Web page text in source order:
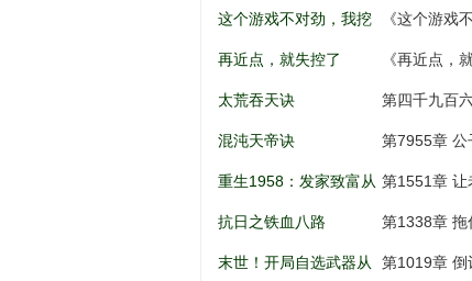
这个游戏不对劲，我挖
矿成神！
《这个游戏
打劫，天意
再近点，就失控了 《再近点，
太荒吞天诀 第四千九百
混沌天帝诀 第7955章 公
重生1958：发家致富从
南锣鼓巷开始
第1551章 让
谁动谁死
抗日之铁血八路 第1338章 拖
末世！开局自选武器从
第1019章 倒